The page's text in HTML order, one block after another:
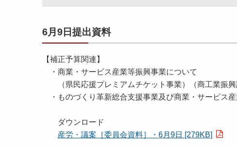
6月9日提出資料
【補正予算関連】
・商業・サービス産業等振興事業について
（県民応援プレミアムチケット事業）（商工業振興
・ものづくり革新総合支援事業及び商業・サービス産
ダウンロード
産労・議案［委員会資料］・6月9日 [279KB]